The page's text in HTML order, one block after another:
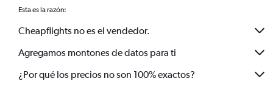
Esta es la razón:
Cheapflights no es el vendedor.
Agregamos montones de datos para ti
¿Por qué los precios no son 100% exactos?